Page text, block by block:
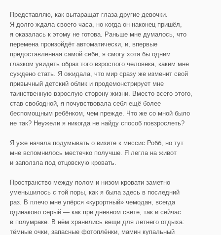
Представляю, как вытаращат глаза другие девочки.
Я долго ждала своего часа, но когда он наконец пришёл,
я оказалась к этому не готова. Раньше мне думалось, что
перемена произойдёт автоматически, и, впервые
предоставленная самой себе, я смогу хотя бы одним
глазком увидеть образ того взрослого человека, каким мне
суждено стать. Я ожидала, что мир сразу же изменит свой
привычный детский облик и продемонстрирует мне
таинственную взрослую сторону жизни. Вместо всего этого,
став свободной, я почувствовала себя ещё более
беспомощным ребёнком, чем прежде. Что же со мной было
не так? Неужели я никогда не найду способ повзрослеть?
Я уже начала подумывать о визите к миссис Робб, но тут
мне вспомнилось местечко получше. Я легла на живот
и заползла под отцовскую кровать.
Пространство между полом и низом кровати заметно
уменьшилось с той поры, как я была здесь в последний
раз. В плечо мне упёрся «курортный» чемодан, всегда
одинаково серый — как при дневном свете, так и сейчас
в полумраке. В нём хранились вещи для летнего отдыха:
тёмные очки, запасные фотоплёнки, мамин купальный